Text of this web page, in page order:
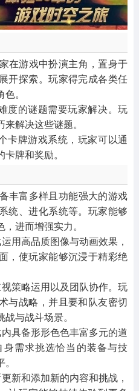
在游戏中扮演主角，置身于
开探索。玩家得完成各类任
。
度的谜题需要玩家解决。玩
解决这些谜题。
卡牌游戏系统，玩家可以通
牌和奖励。
丰富多样且功能强大的游戏
统、进化系统等。玩家能够
进而增强实力。
用高品质图像与动画效果，
，使玩家能够沉浸于精彩绝
策略运用以及团队协作。玩
与战略，并且要和队友密切
与战斗场景。
具备形形色色丰富多元的道
需求挑选恰当的装备与技
新和添加新的内容和挑战，